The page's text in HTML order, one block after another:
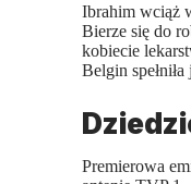
Ibrahim wciąż
Bierze się do
kobiecie
Belgin
Premierowa